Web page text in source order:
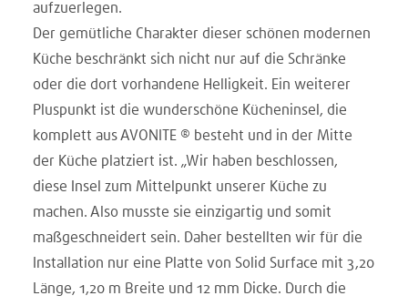
aufzuerlegen.
Der gemütliche Charakter dieser schönen modernen
Küche beschränkt sich nicht nur auf die Schränke
oder die dort vorhandene Helligkeit. Ein weiterer
Pluspunkt ist die wunderschöne Kücheninsel, die
komplett aus AVONITE ® besteht und in der Mitte
der Küche platziert ist. „Wir haben beschlossen,
diese Insel zum Mittelpunkt unserer Küche zu
machen. Also musste sie einzigartig und somit
maßgeschneidert sein. Daher bestellten wir für die
Installation nur eine Platte von Solid Surface mit 3,20
Länge, 1,20 m Breite und 12 mm Dicke. Durch die